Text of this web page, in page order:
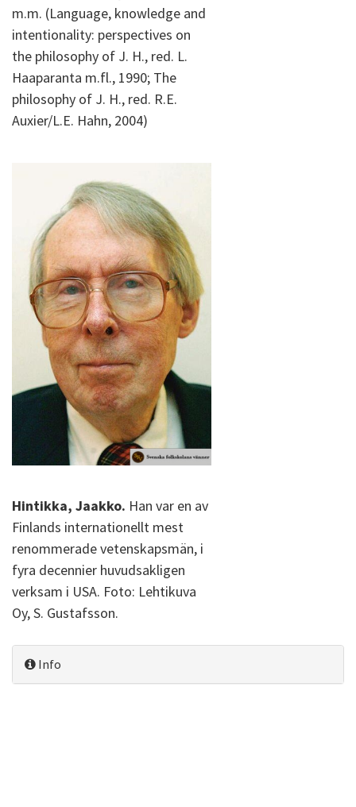
m.m. (Language, knowledge and
intentionality: perspectives on
the philosophy of J. H., red. L.
Haaparanta m.fl., 1990; The
philosophy of J. H., red. R.E.
Auxier/L.E. Hahn, 2004)
Hintikka, Jaakko. Han var en av
Finlands internationellt mest
renommerade vetenskapsmän, i
fyra decennier huvudsakligen
verksam i USA. Foto: Lehtikuva
Oy, S. Gustafsson.
Info